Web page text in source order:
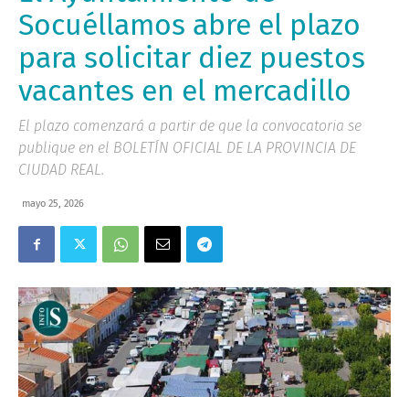
Socuéllamos abre el plazo
para solicitar diez puestos
vacantes en el mercadillo
El plazo comenzará a partir de que la convocatoria se
publique en el BOLETÍN OFICIAL DE LA PROVINCIA DE
CIUDAD REAL.
mayo 25, 2026